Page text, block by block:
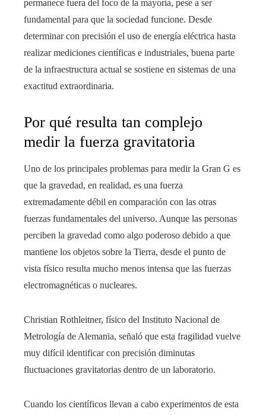
permanece fuera del foco de la mayoría, pese a ser
fundamental para que la sociedad funcione. Desde
determinar con precisión el uso de energía eléctrica hasta
realizar mediciones científicas e industriales, buena parte
de la infraestructura actual se sostiene en sistemas de una
exactitud extraordinaria.
Por qué resulta tan complejo
medir la fuerza gravitatoria
Uno de los principales problemas para medir la Gran G es
que la gravedad, en realidad, es una fuerza
extremadamente débil en comparación con las otras
fuerzas fundamentales del universo. Aunque las personas
perciben la gravedad como algo poderoso debido a que
mantiene los objetos sobre la Tierra, desde el punto de
vista físico resulta mucho menos intensa que las fuerzas
electromagnéticas o nucleares.
Christian Rothleitner, físico del Instituto Nacional de
Metrología de Alemania, señaló que esta fragilidad vuelve
muy difícil identificar con precisión diminutas
fluctuaciones gravitatorias dentro de un laboratorio.
Cuando los científicos llevan a cabo experimentos de esta